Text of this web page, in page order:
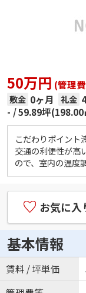
50万円 (管理
敷金 0ヶ月 礼金
-
59.89坪
こだわりポイント
交通の利便性が高
ので、室内の温度
お気に入
基本情報
賃料 / 坪単価